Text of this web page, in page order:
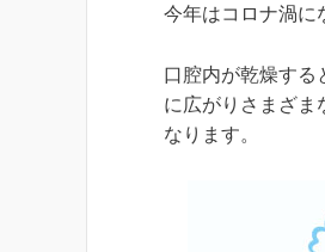
今年はコロナ渦に
口腔内が乾燥する
に広がりさまざま
なります。